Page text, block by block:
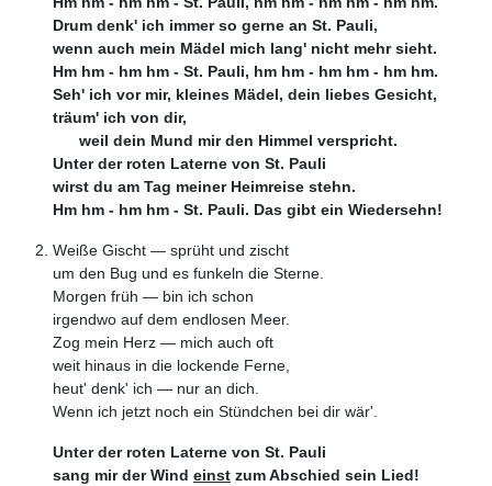
Drum denk' ich immer so gerne an St. Pauli,
wenn auch mein Mädel mich lang' nicht mehr sieht.
Hm hm - hm hm - St. Pauli, hm hm - hm hm - hm hm.
Seh' ich vor mir, kleines Mädel, dein liebes Gesicht,
träum' ich von dir,
weil dein Mund mir den Himmel verspricht.
Unter der roten Laterne von St. Pauli
wirst du am Tag meiner Heimreise stehn.
Hm hm - hm hm - St. Pauli. Das gibt ein Wiedersehn!
Weiße Gischt — sprüht und zischt
um den Bug und es funkeln die Sterne.
Morgen früh — bin ich schon
irgendwo auf dem endlosen Meer.
Zog mein Herz — mich auch oft
weit hinaus in die lockende Ferne,
heut' denk' ich — nur an dich.
Wenn ich jetzt noch ein Stündchen bei dir wär'.
Unter der roten Laterne von St. Pauli
sang mir der Wind einst zum Abschied sein Lied!